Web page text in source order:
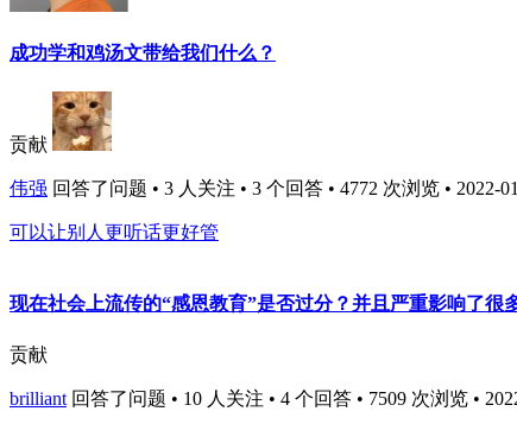
成功学和鸡汤文带给我们什么？
贡献
伟强 回答了问题 • 3 人关注 • 3 个回答 • 4772 次浏览 • 2022-
可以让别人更听话更好管
现在社会上流传的“感恩教育”是否过分？并且严重影响了很
贡献
brilliant 回答了问题 • 10 人关注 • 4 个回答 • 7509 次浏览 •